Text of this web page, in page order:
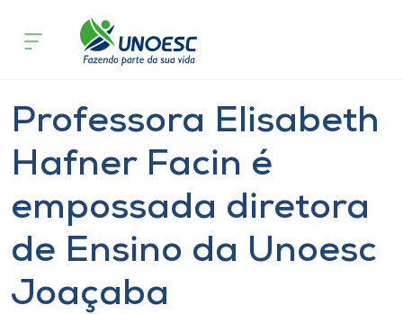
Cursos
Pesquisa
Atendimento ao Estudante
Portal de Ensino
Professora Elisabeth
Hafner Facin é
empossada diretora
de Ensino da Unoesc
Joaçaba